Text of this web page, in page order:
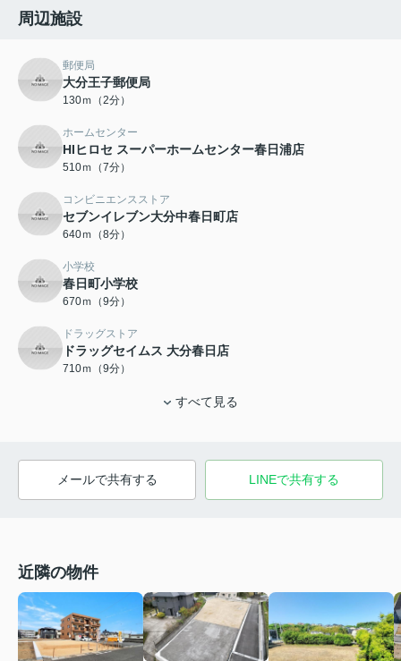
周辺施設
郵便局
大分王子郵便局
130ｍ（2分）
ホームセンター
HIヒロセ スーパーホームセンター春日浦店
510ｍ（7分）
コンビニエンスストア
セブンイレブン大分中春日町店
640ｍ（8分）
小学校
春日町小学校
670ｍ（9分）
ドラッグストア
ドラッグセイムス 大分春日店
710ｍ（9分）
すべて見る
メールで共有する LINEで共有する
近隣の物件